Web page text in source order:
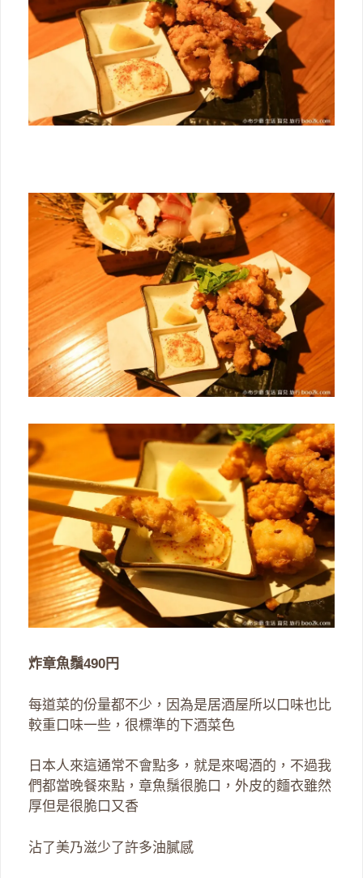
炸章魚鬚490円
每道菜的份量都不少，因為是居酒屋所以口味也比
較重口味一些，很標準的下酒菜色
日本人來這通常不會點多，就是來喝酒的，不過我
們都當晚餐來點，章魚鬚很脆口，外皮的麵衣雖然
厚但是很脆口又香
沾了美乃滋少了許多油膩感